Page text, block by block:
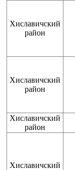
Хиславичский
район
Хиславичский
район
Хиславичский
район
Хиславичский